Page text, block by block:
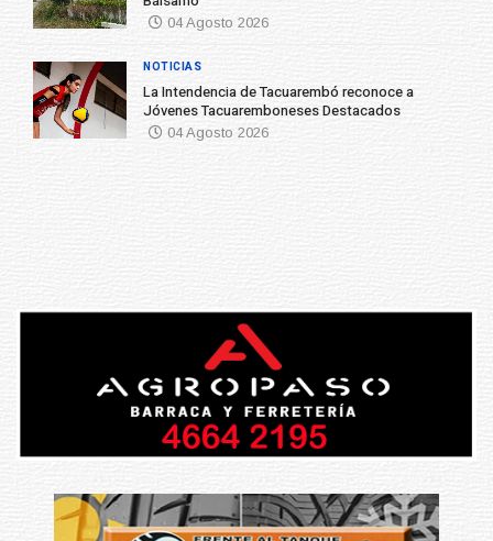
04 Agosto 2026
La Intendencia de Tacuarembó reconoce a
Jóvenes Tacuaremboneses Destacados
04 Agosto 2026
NOTICIAS